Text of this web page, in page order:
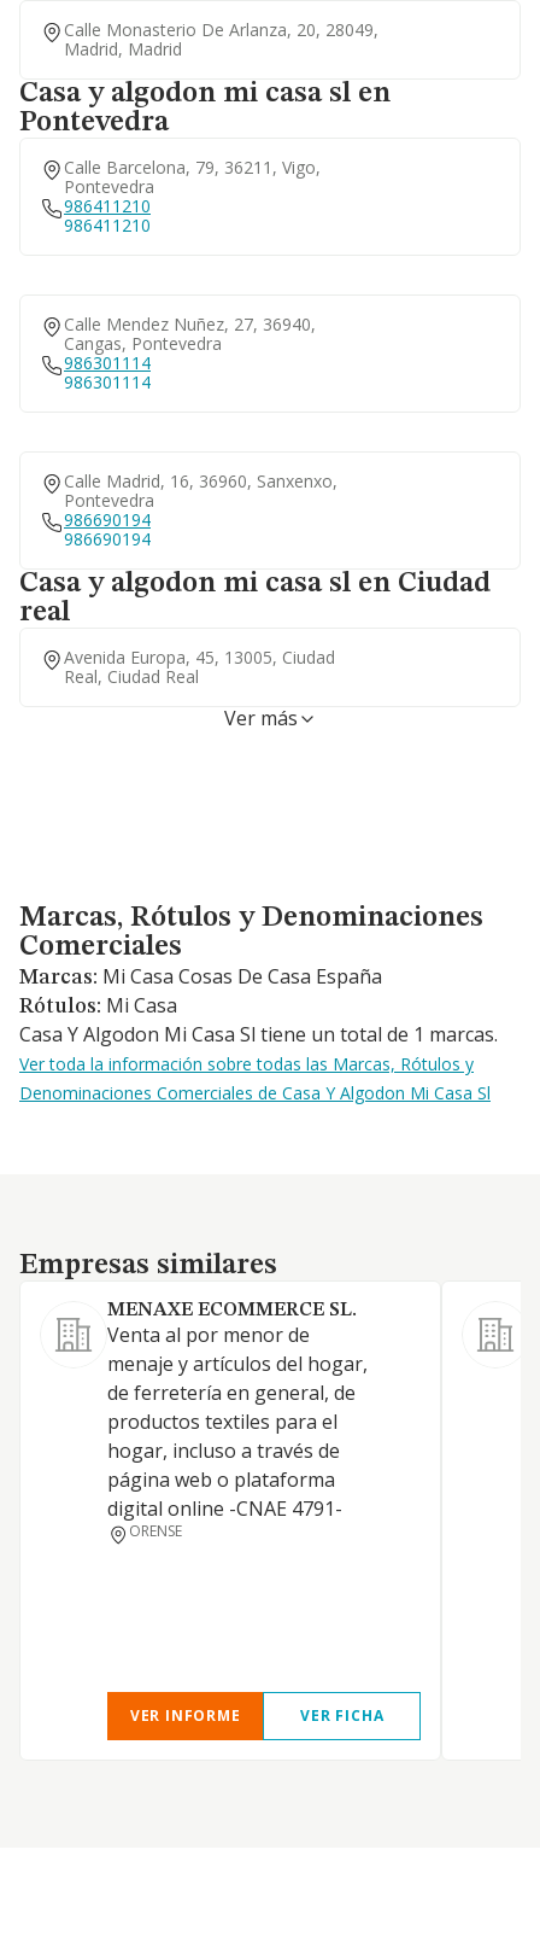
Calle Monasterio De Arlanza, 20, 28049,
Madrid, Madrid
Casa y algodon mi casa sl en
Pontevedra
Calle Barcelona, 79, 36211, Vigo,
Pontevedra
986411210
986411210
Calle Mendez Nuñez, 27, 36940,
Cangas, Pontevedra
986301114
986301114
Calle Madrid, 16, 36960, Sanxenxo,
Pontevedra
986690194
986690194
Casa y algodon mi casa sl en Ciudad
real
Avenida Europa, 45, 13005, Ciudad
Real, Ciudad Real
Ver más
Marcas, Rótulos y Denominaciones Comerciales
Marcas, Rótulos y Denominaciones
Comerciales
Marcas: Mi Casa Cosas De Casa España
Rótulos: Mi Casa
Casa Y Algodon Mi Casa Sl tiene un total de 1 marcas.
Ver toda la información sobre todas las Marcas, Rótulos y
Denominaciones Comerciales de Casa Y Algodon Mi Casa Sl
Empresas similares
Empresas similares
MENAXE ECOMMERCE SL.
Venta al por menor de
menaje y artículos del hogar,
de ferretería en general, de
productos textiles para el
hogar, incluso a través de
página web o plataforma
digital online -CNAE 4791-
ORENSE
VER INFORME VER FICHA